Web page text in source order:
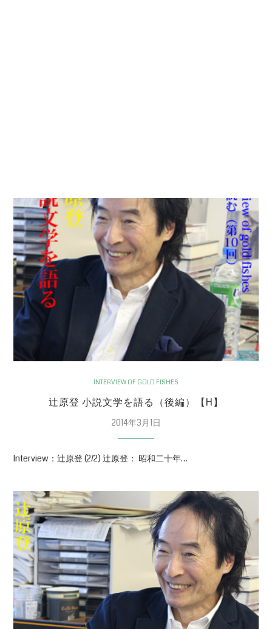
INTERVIEW OF GOLD FISHES
辻原登 小説文学を語る（後編）【H】
2014年3月1日
Interview：辻原登 (2/2) 辻原登： 昭和二十年…